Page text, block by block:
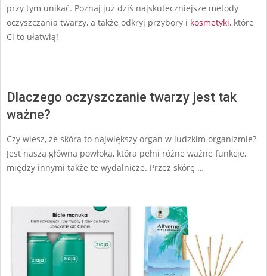
przy tym unikać. Poznaj już dziś najskuteczniejsze metody
oczyszczania twarzy, a także odkryj przybory i kosmetyki, które
Ci to ułatwią!
Dlaczego oczyszczanie twarzy jest tak
ważne?
Czy wiesz, że skóra to największy organ w ludzkim organizmie?
Jest naszą główną powłoką, która pełni różne ważne funkcje,
między innymi także te wydalnicze. Przez skórę …